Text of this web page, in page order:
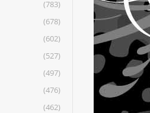
(783)
(678)
(602)
(527)
(497)
(476)
(462)